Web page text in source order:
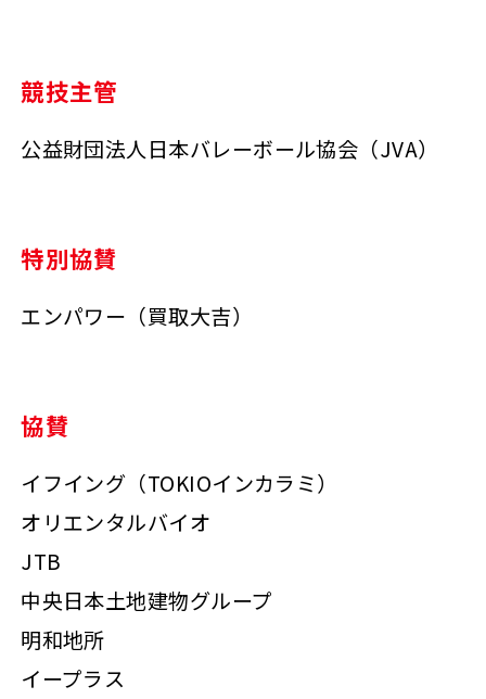
競技主管
公益財団法人日本バレーボール協会（JVA）
特別協賛
エンパワー（買取大吉）
協賛
イフイング（TOKIOインカラミ）
オリエンタルバイオ
JTB
中央日本土地建物グループ
明和地所
イープラス